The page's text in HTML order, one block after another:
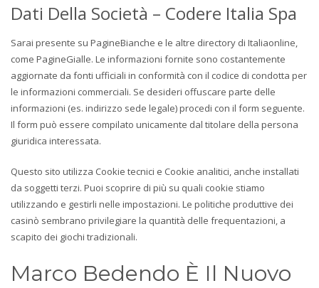
Dati Della Società – Codere Italia Spa
Sarai presente su PagineBianche e le altre directory di Italiaonline,
come PagineGialle. Le informazioni fornite sono costantemente
aggiornate da fonti ufficiali in conformità con il codice di condotta per
le informazioni commerciali. Se desideri offuscare parte delle
informazioni (es. indirizzo sede legale) procedi con il form seguente.
Il form può essere compilato unicamente dal titolare della persona
giuridica interessata.
Questo sito utilizza Cookie tecnici e Cookie analitici, anche installati
da soggetti terzi. Puoi scoprire di più su quali cookie stiamo
utilizzando e gestirli nelle impostazioni. Le politiche produttive dei
casinò sembrano privilegiare la quantità delle frequentazioni, a
scapito dei giochi tradizionali.
Marco Bedendo È Il Nuovo